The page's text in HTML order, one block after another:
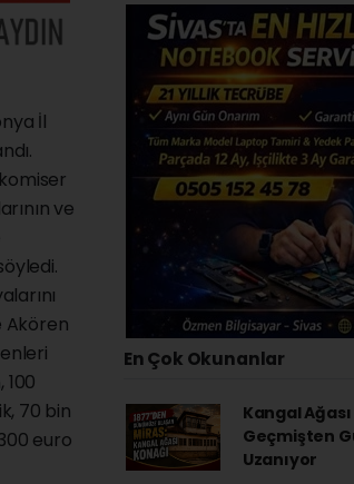
İl
ve
Akören
100
70 bin
euro
En Çok Okunanlar
Kangal Ağası
Geçmişten
Uzanıyor